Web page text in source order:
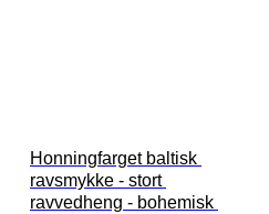
Honningfarget baltisk
ravsmykke - stort
ravvedheng - bohemisk